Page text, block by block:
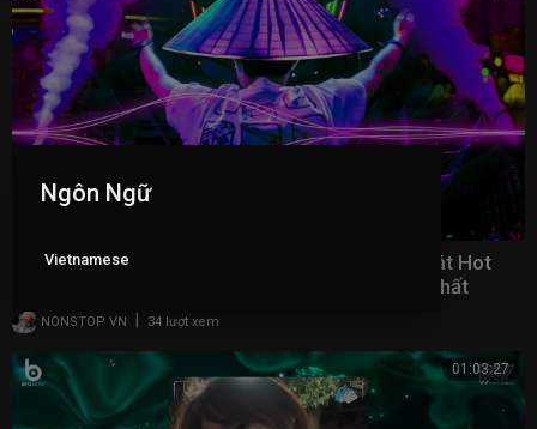
Nhạc Trend Tiktok Remix 2023 - Top 20 Bài Hát Hot
Nhất Trên TikTok - BXH Nhạc Trẻ Remix Mới Nhất
NONSTOP VN 34 lượt xem
01:03:27
Ngôn Ngữ
Vietnamese